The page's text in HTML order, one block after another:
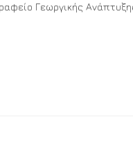
Γεωργικής